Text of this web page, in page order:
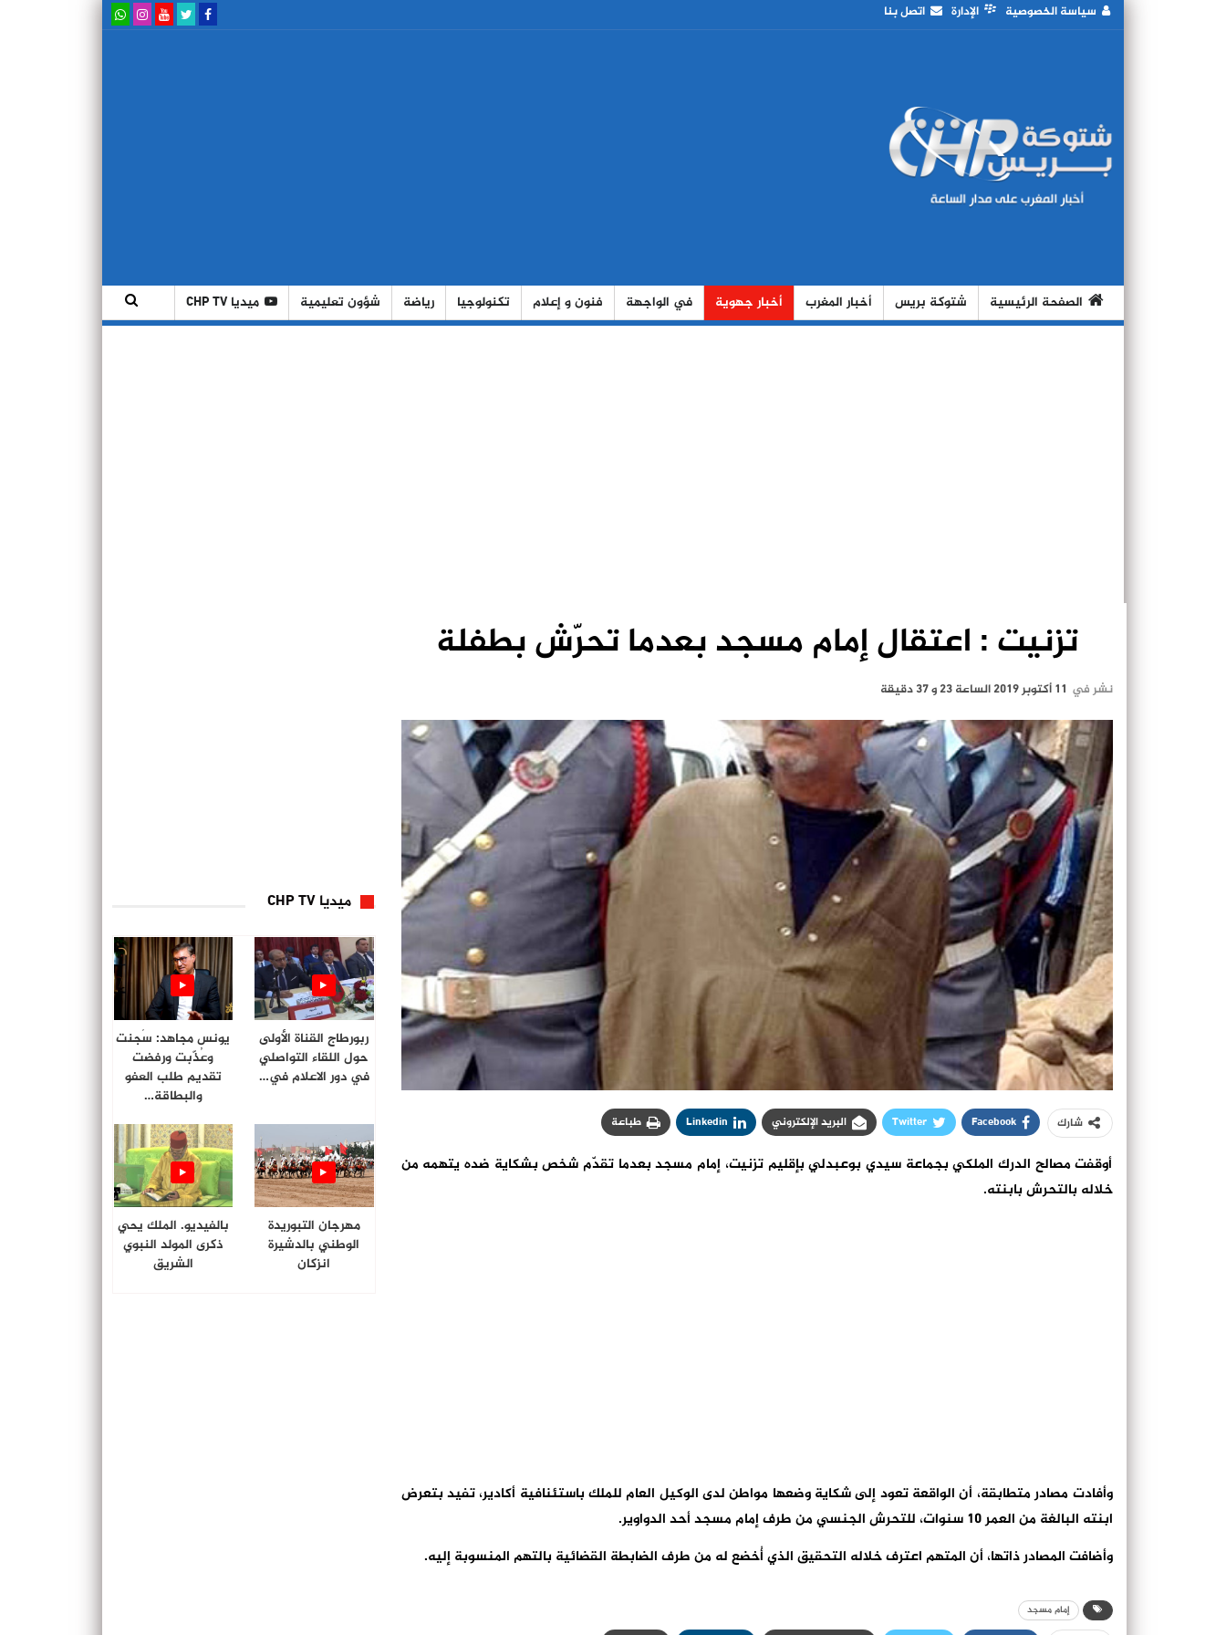
سياسة الخصوصية الإدارة اتصل بنا
الصفحة الرئيسية شتوكة بريس أخبار المغرب أخبار جهوية في الواجهة فنون و إعلام تكنولوجيا رياضة شؤون تعليمية ميديا CHP TV
تزنيت : اعتقال إمام مسجد بعدما تحرّش بطفلة
نشر في 11 أكتوبر 2019 الساعة 23 و 37 دقيقة
شارك Facebook
Twitter البريد الإلكتروني Linkedin طباعة
أوقفت مصالح الدرك الملكي بجماعة سيدي بوعبدلي بإقليم تزنيت، إمام مسجد بعدما تقدّم شخص بشكاية ضده يتهمه من
خلاله بالتحرش بابنته.
وأفادت مصادر متطابقة، أن الواقعة تعود إلى شكاية وضعها مواطن لدى الوكيل العام للملك باستئنافية أكادير، تفيد بتعرض
ابنته البالغة من العمر 10 سنوات، للتحرش الجنسي من طرف إمام مسجد أحد الدواوير.
وأضافت المصادر ذاتها، أن المتهم اعترف خلاله التحقيق الذي أُخضع له من طرف الضابطة القضائية بالتهم المنسوبة إليه.
إمام مسجد
ميديا CHP TV
ربورطاج القناة الأولى
حول اللقاء التواصلي
في دور الاعلام في…
يونس مجاهد: سُجنت
وعُذّبت ورفضت
تقديم طلب العفو
والبطاقة…
مهرجان التبوريدة
الوطني بالدشيرة
انزكان
بالفيديو. الملك يحي
ذكرى المولد النبوي
الشريق